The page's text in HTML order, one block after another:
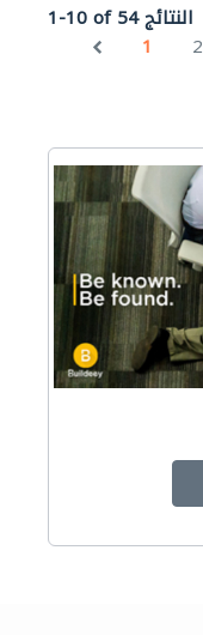
1-10 of 54 النتائج
1
2